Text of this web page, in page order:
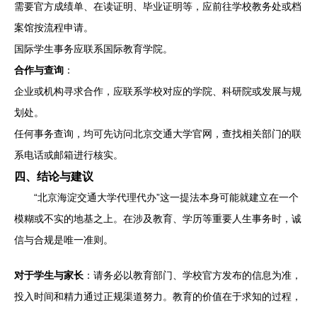
需要官方成绩单、在读证明、毕业证明等，应前往学校教务处或档
案馆按流程申请。
国际学生事务应联系国际教育学院。
合作与查询 ：
企业或机构寻求合作，应联系学校对应的学院、科研院或发展与规
划处。
任何事务查询，均可先访问北京交通大学官网，查找相关部门的联
系电话或邮箱进行核实。
四、结论与建议
“北京海淀交通大学代理代办”这一提法本身可能就建立在一个
模糊或不实的地基之上。在涉及教育、学历等重要人生事务时，诚
信与合规是唯一准则。
对于学生与家长 ：请务必以教育部门、学校官方发布的信息为准，
投入时间和精力通过正规渠道努力。教育的价值在于求知的过程，